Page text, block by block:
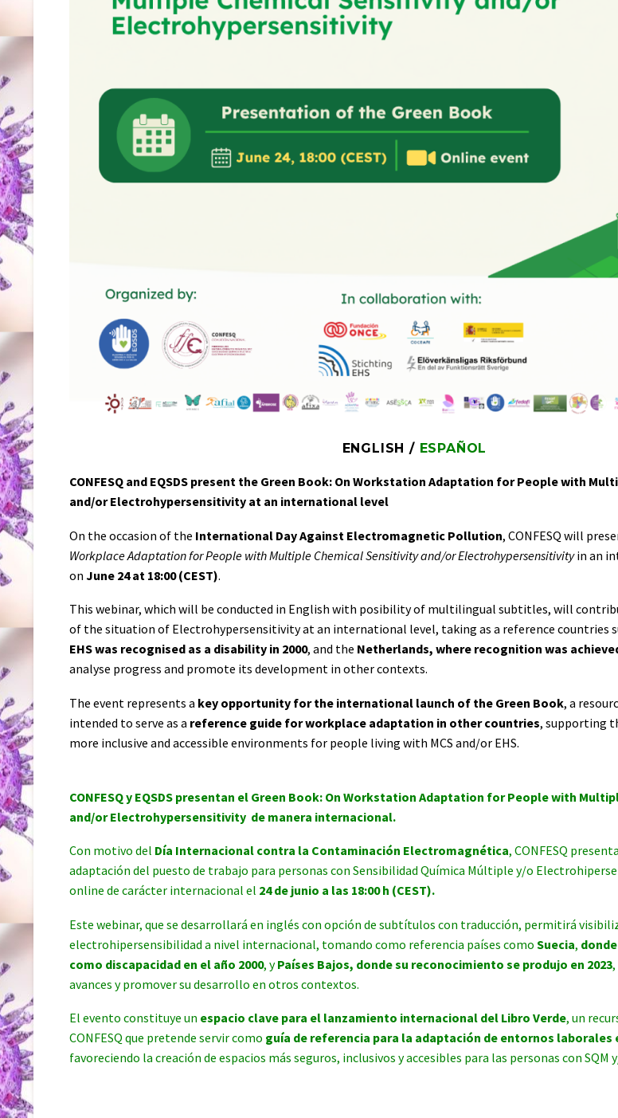
ENGLISH /ESPAÑOL
CONFESQ and EQSDS present the Green Book: On Workstation Adaptation for People with
and/or Electrohypersensitivity at an international level
On the occasion of the International Day Against Electromagnetic Pollution, CONFESQ will
Workplace Adaptation for People with Multiple Chemical Sensitivity and/or Electrohypersensitivityin an
on June 24 at 18:00 (CEST).
This webinar, which will be conducted in English with posibility of multilingual subtitles, will
of the situation of Electrohypersensitivity at an international level, taking as a reference countries
EHS was recognised as a disability in 2000, and the Netherlands, where recognition was
analyse progress and promote its development in other contexts.
The event represents a key opportunity for the international launch of the Green Book, a
intended to serve as a reference guide for workplace adaptation in other countries, supporting
more inclusive and accessible environments for people living with MCS and/or EHS.
CONFESQ y EQSDS presentan el Green Book: On Workstation Adaptation for People with
and/or Electrohypersensitivity de manera internacional.
Con motivo del Día Internacional contra la Contaminación Electromagnética, CONFESQ
adaptación del puesto de trabajo para personas con Sensibilidad Química Múltiple y/o
online de carácter internacional el 24 de junio a las 18:00 h (CEST).
Este webinar, que se desarrollará en inglés con opción de subtítulos con traducción, permitirá
electrohipersensibilidad a nivel internacional, tomando como referencia países como Suecia,
como discapacidad en el año 2000, yPaíses Bajos, donde su reconocimiento se produjo en 2023
avances y promover su desarrollo en otros contextos.
El evento constituye un espacio clave para el lanzamiento internacional del Libro Verde, un
CONFESQ que pretende servir como guía de referencia para la adaptación de entornos laborales
favoreciendo la creación de espacios más seguros, inclusivos y accesibles para las personas con SQM